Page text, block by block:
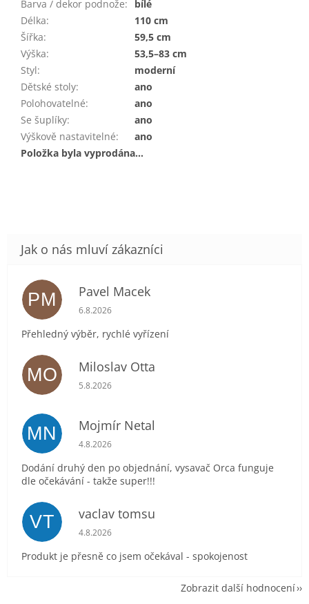
Barva / dekor podnože:
bílé
Délka:
110 cm
Šířka:
59,5 cm
Výška:
53,5–83 cm
Styl:
moderní
Dětské stoly:
ano
Polohovatelné:
ano
Se šuplíky:
ano
Výškově nastavitelné:
ano
Položka byla vyprodána…
PM Pavel Macek
Hodnocení obchodu je 5 z 5 hvězdiček.
6.8.2026
Přehledný výběr, rychlé vyřízení
MO Miloslav Otta
Hodnocení obchodu je 5 z 5 hvězdiček.
5.8.2026
MN Mojmír Netal
Hodnocení obchodu je 5 z 5 hvězdiček.
4.8.2026
Dodání druhý den po objednání, vysavač Orca funguje
dle očekávání - takže super!!!
VT vaclav tomsu
Hodnocení obchodu je 5 z 5 hvězdiček.
4.8.2026
Produkt je přesně co jsem očekával - spokojenost
Zobrazit další hodnocení